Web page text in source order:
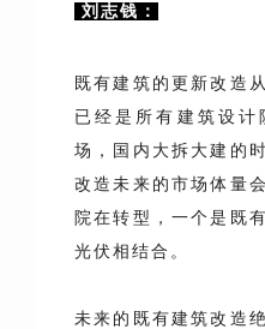
刘志钱：
既有建筑的更新改造
已经是所有建筑设计
场，国内大拆大建的
改造未来的市场体量
院在转型，一个是既
光伏相结合。
未来的既有建筑改造